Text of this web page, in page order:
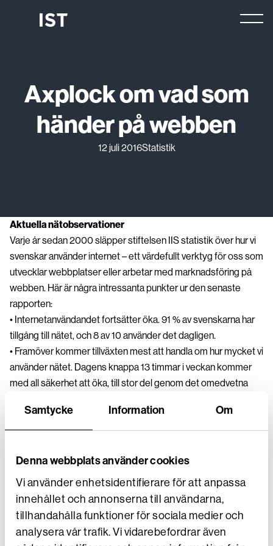
Samtycke Information Om
Denna webbplats använder cookies
Vi använder enhetsidentifierare för att anpassa
innehållet och annonserna till användarna,
tillhandahålla funktioner för sociala medier och
analysera vår trafik. Vi vidarebefordrar även
Axplock om vad som
händer på webben
12 juli 2016Statistik
Aktuella nätobservationer
Varje år sedan 2000 släpper stiftelsen IIS statistik över hur vi
svenskar använder internet – ett värdefullt verktyg för oss som
utvecklar webbplatser eller arbetar med marknadsföring på
webben. Här är några intressanta punkter ur den senaste
rapporten:
• Internetanvändandet fortsätter öka. 91 % av svenskarna har
tillgång till nätet, och 8 av 10 använder det dagligen.
• Framöver kommer tillväxten mest att handla om hur mycket vi
använder nätet. Dagens knappa 13 timmar i veckan kommer
med all säkerhet att öka, till stor del genom det omedvetna
prylar som är uppkopplade utan att vi gör aktiva val.
motsatsen. 5,7 miljoner svenskar finns på Facebook idag. De
tappar användare i åldrarna 12-15 år, men ökar desto mer bland
de äldre. Att de yngsta blir färre tror jag kan förklaras med att
det helt enkelt inte är “ballt” att hänga där mormor och mamma
hänger.
• Instagram och SnapChat växer närmast explosionsartat,